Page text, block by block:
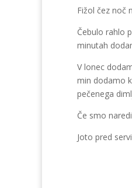
Fižol čez noč
Čebulo rahlo
minutah
V lonec
min dodamo
pečenega
Če smo
Joto pred